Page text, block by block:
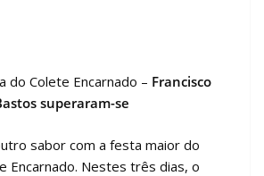
do Colete Encarnado – Francisco
superaram-se
sabor com a festa maior do
Encarnado. Nestes três dias, o